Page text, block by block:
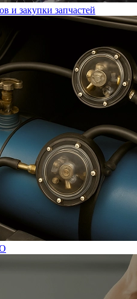
и закупки запчастей